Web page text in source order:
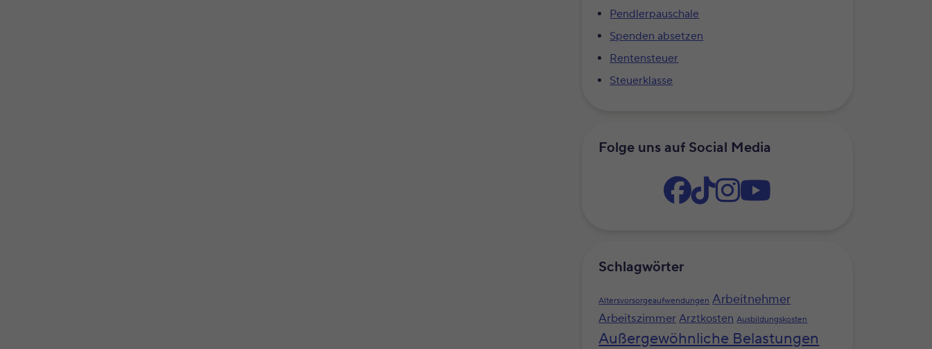
Pendlerpauschale
Spenden absetzen
Rentensteuer
Steuerklasse
Folge uns auf Social Media
Schlagwörter
Altersvorsorgeaufwendungen Arbeitnehmer
Arbeitszimmer Arztkosten Ausbildungskosten
Außergewöhnliche Belastungen